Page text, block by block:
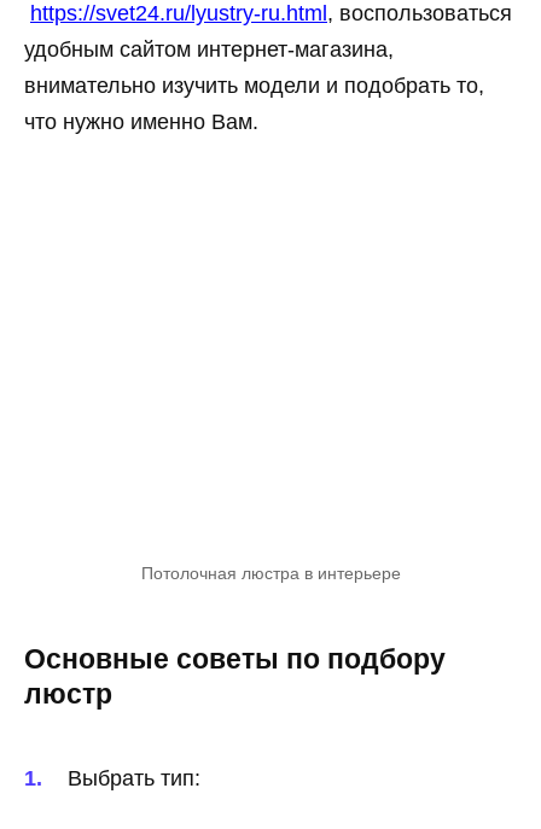
https://svet24.ru/lyustry-ru.html , воспользоваться
удобным сайтом интернет-магазина,
внимательно изучить модели и подобрать то,
что нужно именно Вам.
Потолочная люстра в интерьере
Основные советы по подбору
люстр
Выбрать тип: